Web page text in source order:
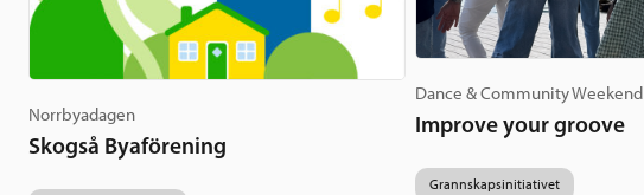
Norrbyadagen
Skogså Byaförening
Dance & Community Weekend
Improve your groove
Grannskapsinitiativet